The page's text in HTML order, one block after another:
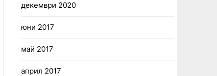
декември 2020
юни 2017
май 2017
април 2017